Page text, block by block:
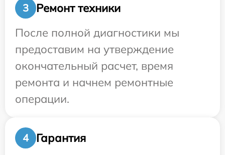
3
Ремонт техники
После полной диагностики мы
предоставим на утверждение
окончательный расчет, время
ремонта и начнем ремонтные
операции.
4
Гарантия